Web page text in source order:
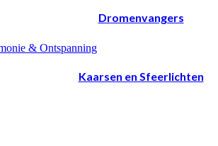
Dromenvangers
Kaarsen en Sfeerlichten